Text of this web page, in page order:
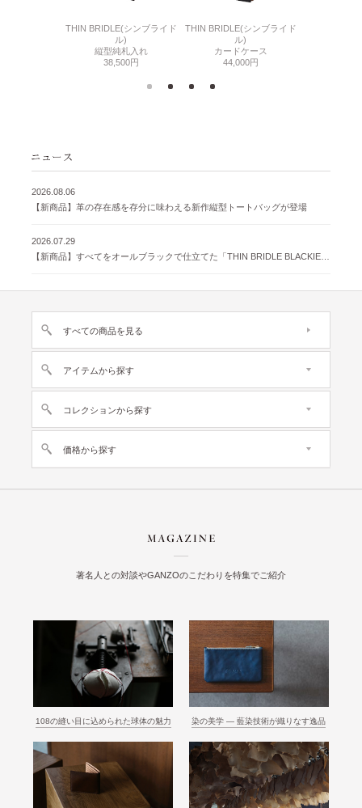
THIN BRIDLE(シンブライド
ル)
縦型純札入れ
38,500円
THIN BRIDLE(シンブライド
ル)
カードケース
44,000円
2026.08.06
【新商品】革の存在感を存分に味わえる新作縦型トートバッグが登場
2026.07.29
すべての商品を見る
アイテムから探す
コレクションから探す
価格から探す
著名人との対談やGANZOのこだわりを特集でご紹介
108の縫い目に込められた球体の魅力 染の美学 ― 藍染技術が織りなす逸品